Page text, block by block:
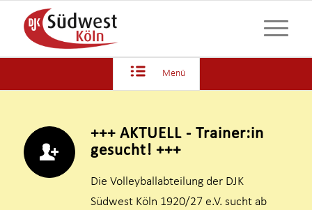
Menü
+++ AKTUELL - Trainer:in
gesucht! +++
Die Volleyballabteilung der DJK
Südwest Köln 1920/27 e.V. sucht ab